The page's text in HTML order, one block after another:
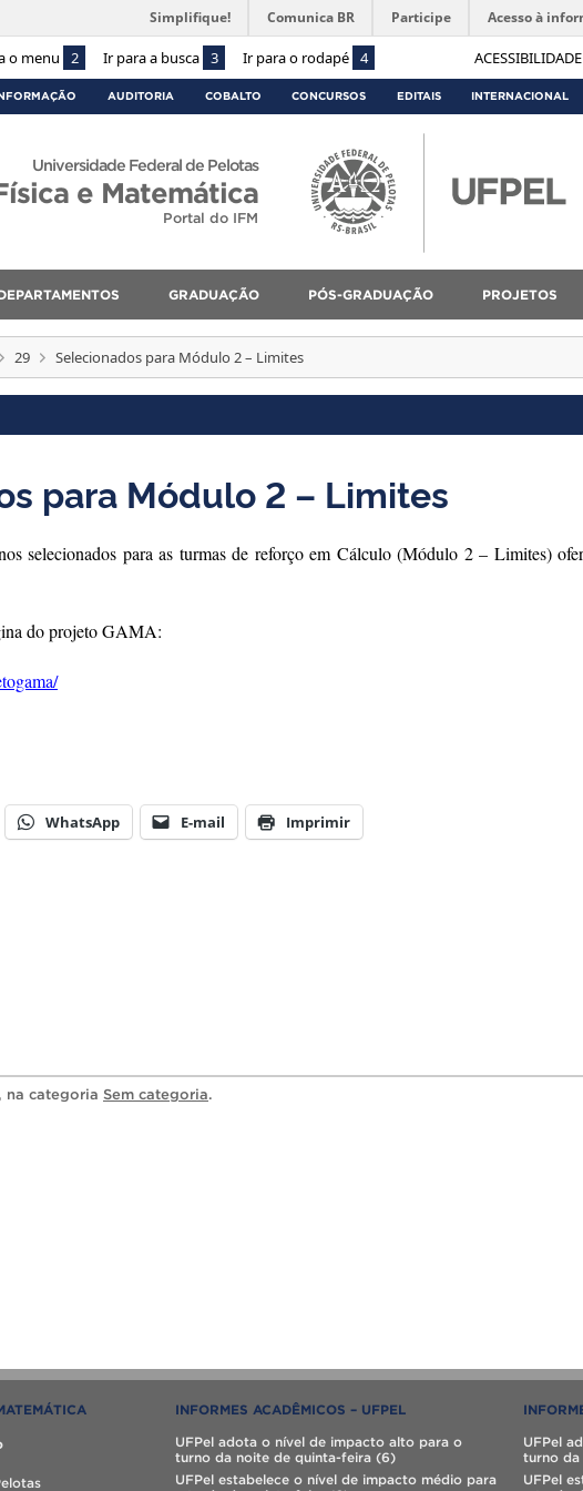
o menu 2 Ir para a busca 3 Ir para o rodapé 4 ACESSIBILIDADE
Simplifique! Comunica BR Participe Acesso à
AUDITORIA COBALTO CONCURSOS EDITAIS INTERNACIONAL
Universidade Federal de Pelotas
e Matemática
Portal do IFM
GRADUAÇÃO PÓS-GRADUAÇÃO PROJETOS
29 Selecionados para Módulo 2 – Limites
para Módulo 2 – Limites
selecionados para as turmas de reforço em Cálculo (Módulo 2 – Limites)
do projeto GAMA:
WhatsApp E-mail Imprimir
, na categoria Sem categoria.
INFORMES ACADÊMICOS – UFPEL
UFPel adota o nível de impacto alto para o
turno da noite de quinta-feira (6)
UFPel estabelece o nível de impacto médio para
UFPel
turno da
UFPel